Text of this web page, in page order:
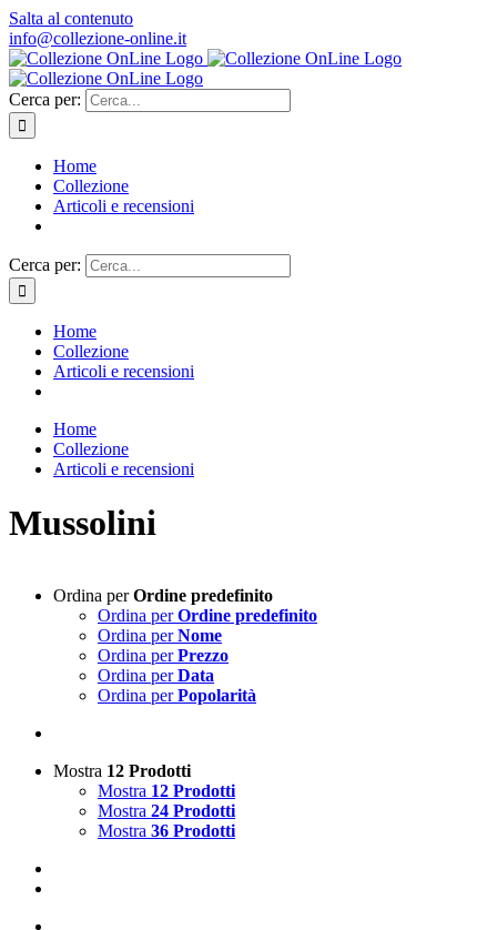
Salta al contenuto
info@collezione-online.it
Cerca per:
Home
Collezione
Articoli e recensioni
Cerca per:
Home
Collezione
Articoli e recensioni
Home
Collezione
Articoli e recensioni
Mussolini
Ordina perOrdine predefinito
Ordina perOrdine predefinito
Ordina perNome
Ordina perPrezzo
Ordina perData
Ordina perPopolarità
Mostra 12 Prodotti
Mostra 12 Prodotti
Mostra 24 Prodotti
Mostra 36 Prodotti